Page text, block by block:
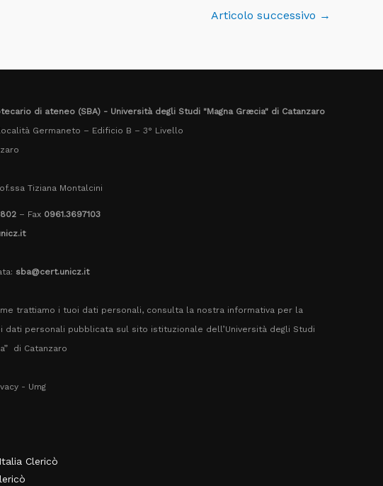
Articolo successivo →
di ateneo (SBA) - Università degli Studi "Magna Græcia" di Catanzaro
Germaneto – Edificio B – 3° Livello
Tiziana Montalcini
– Fax 0961.3697103
sba@cert.unicz.it
trattiamo i tuoi dati personali, consulta la nostra informativa per la
dati personali pubblicata sul sito istituzionale dell’Università degli Studi
di Catanzaro
- Umg
Clericò